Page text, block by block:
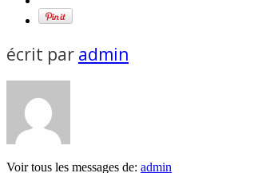
écrit par admin
Voir tous les messages de: admin